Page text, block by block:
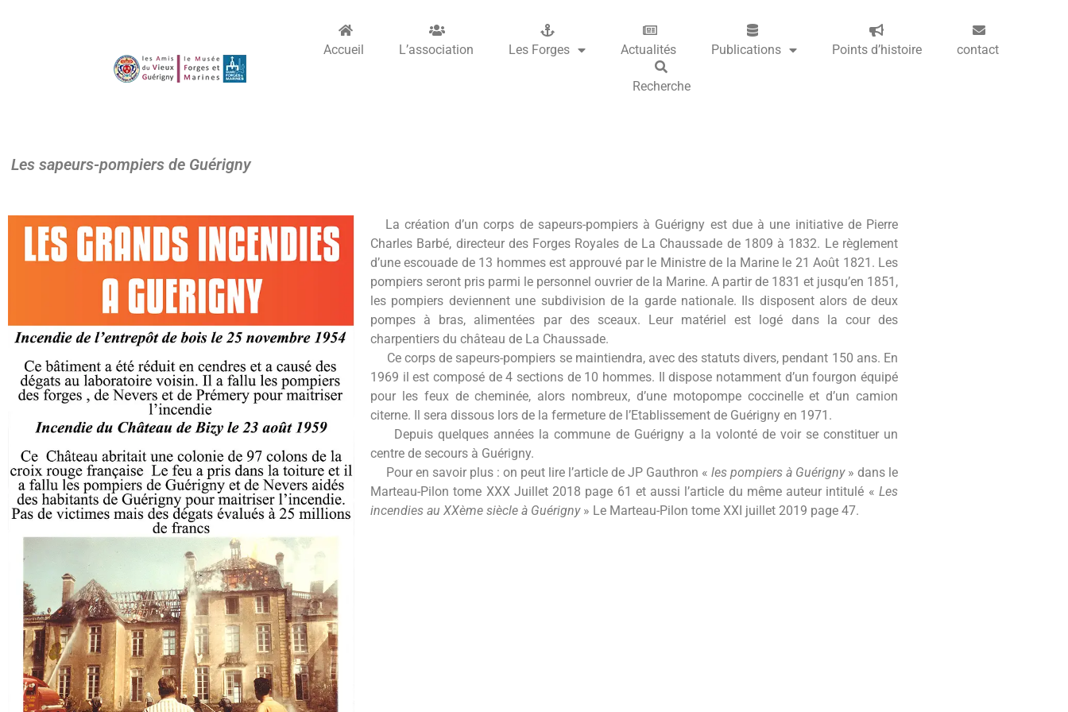
Accueil L’association Les Forges Actualités Publications Points d’histoire contact
Recherche
Les sapeurs-pompiers de Guérigny
La création d’un corps de sapeurs-pompiers à Guérigny est due à une initiative de Pierre
Charles Barbé, directeur des Forges Royales de La Chaussade de 1809 à 1832. Le règlement
d’une escouade de 13 hommes est approuvé par le Ministre de la Marine le 21 Août 1821. Les
pompiers seront pris parmi le personnel ouvrier de la Marine. A partir de 1831 et jusqu’en 1851,
les pompiers deviennent une subdivision de la garde nationale. Ils disposent alors de deux
pompes à bras, alimentées par des sceaux. Leur matériel est logé dans la cour des
charpentiers du château de La Chaussade.
Ce corps de sapeurs-pompiers se maintiendra, avec des statuts divers, pendant 150 ans. En
1969 il est composé de 4 sections de 10 hommes. Il dispose notamment d’un fourgon équipé
pour les feux de cheminée, alors nombreux, d’une motopompe coccinelle et d’un camion
citerne. Il sera dissous lors de la fermeture de l’Etablissement de Guérigny en 1971.
Depuis quelques années la commune de Guérigny a la volonté de voir se constituer un
centre de secours à Guérigny.
Pour en savoir plus : on peut lire l’article de JP Gauthron « les pompiers à Guérigny» dans le
Marteau-Pilon tome XXX Juillet 2018 page 61 et aussi l’article du même auteur intitulé « Les
incendies au XXème siècle à Guérigny» Le Marteau-Pilon tome XXI juillet 2019 page 47.